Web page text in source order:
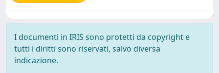
I documenti in IRIS sono protetti da copyright e
tutti i diritti sono riservati, salvo diversa
indicazione.